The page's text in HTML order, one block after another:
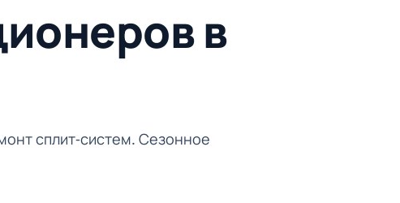
в
сплит-систем. Сезонное